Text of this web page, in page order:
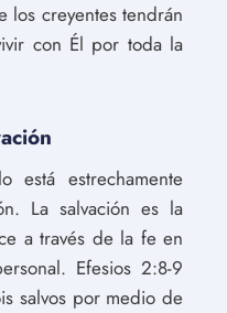
los creyentes tendrán
con Él por toda la
estrechamente
La salvación es la
a través de la fe en
Efesios 2:8-9
salvos por medio de